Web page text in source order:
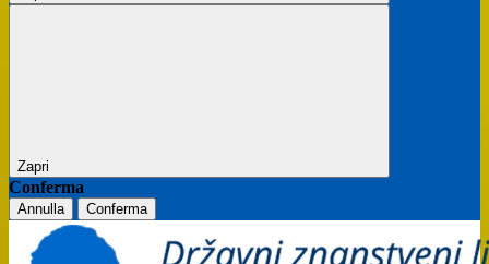
Zapri
Conferma
Annulla Conferma